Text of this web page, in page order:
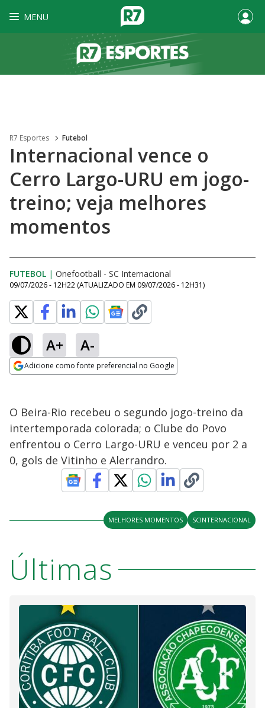
MENU
R7 Esportes Futebol
Internacional vence o
Cerro Largo-URU em jogo-
treino; veja melhores
momentos
FUTEBOL | Onefootball - SC Internacional
09/07/2026 - 12H22 (ATUALIZADO EM 09/07/2026 - 12H31)
A+ A-
Adicione como fonte preferencial no Google
O Beira-Rio recebeu o segundo jogo-treino da
intertemporada colorada; o Clube do Povo
enfrentou o Cerro Largo-URU e venceu por 2 a
0, gols de Vitinho e Alerrandro.
MELHORES MOMENTOS SCINTERNACIONAL
Últimas